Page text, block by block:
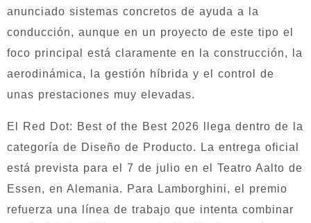
anunciado sistemas concretos de ayuda a la
conducción, aunque en un proyecto de este tipo el
foco principal está claramente en la construcción, la
aerodinámica, la gestión híbrida y el control de
unas prestaciones muy elevadas.
El Red Dot: Best of the Best 2026 llega dentro de la
categoría de Diseño de Producto. La entrega oficial
está prevista para el 7 de julio en el Teatro Aalto de
Essen, en Alemania. Para Lamborghini, el premio
refuerza una línea de trabajo que intenta combinar